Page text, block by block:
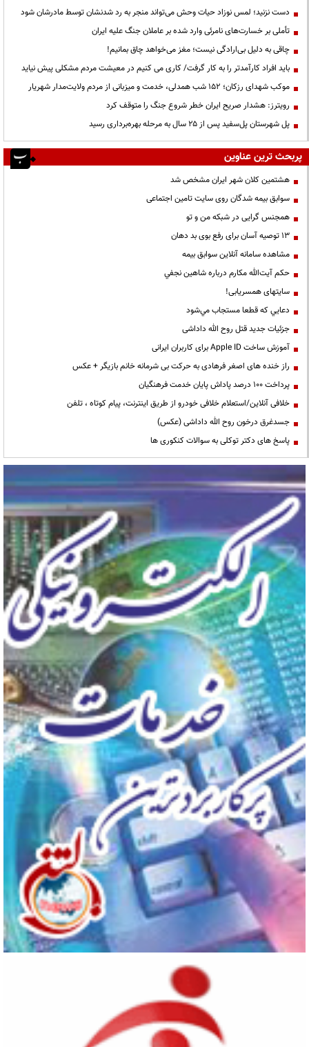
دست نزنید؛ لمس نوزاد حیات وحش می‌تواند منجر به رد شدنشان توسط مادرشان شود
تأملی بر خسارت‌های نامرئی وارد شده بر عاملان جنگ علیه ایران
چاقی به دلیل بی‌ارادگی نیست؛ مغز می‌خواهد چاق بمانیم!
باید افراد کارآمدتر را به کار گرفت/ کاری می کنیم در معیشت مردم مشکلی پیش نیاید
موکب شهدای رزکان؛ ۱۵۲ شب همدلی، خدمت و میزبانی از مردم ولایت‌مدار شهریار
رویترز: هشدار صریح ایران خطر شروع جنگ را متوقف کرد
پل شهرستان پل‌سفید پس از ۲۵ سال به مرحله بهره‌برداری رسید
پربحث ترین عناوین
هشتمین کلان شهر ایران مشخص شد
سوابق بیمه شدگان روی سایت تامین اجتماعی
همجنس گرایی در شبکه من و تو
13 توصیه آسان برای رفع بوی بد دهان
مشاهده سامانه آنلاين سوابق بیمه
حكم آيت‌الله مكارم درباره شاهين نجفي
سایتهای همسریابی!
دعايي كه قطعا مستجاب مي‌شود
جزئیات جدید قتل روح الله داداشی
آموزش ساخت Apple ID برای کاربران ایرانی
راز خنده های اصغر فرهادی به حرکت بی شرمانه خانم بازیگر + عکس
پرداخت ۱۰۰ درصد پاداش پایان خدمت فرهنگیان
خلافی آنلاین/استعلام خلافی خودرو از طریق اینترنت، پیام کوتاه ، تلفن
جسدغرق درخون روح الله داداشی (عکس)
پاسخ های دکتر توکلی به سوالات کنکوری ها